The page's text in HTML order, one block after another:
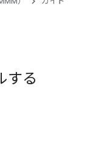
する